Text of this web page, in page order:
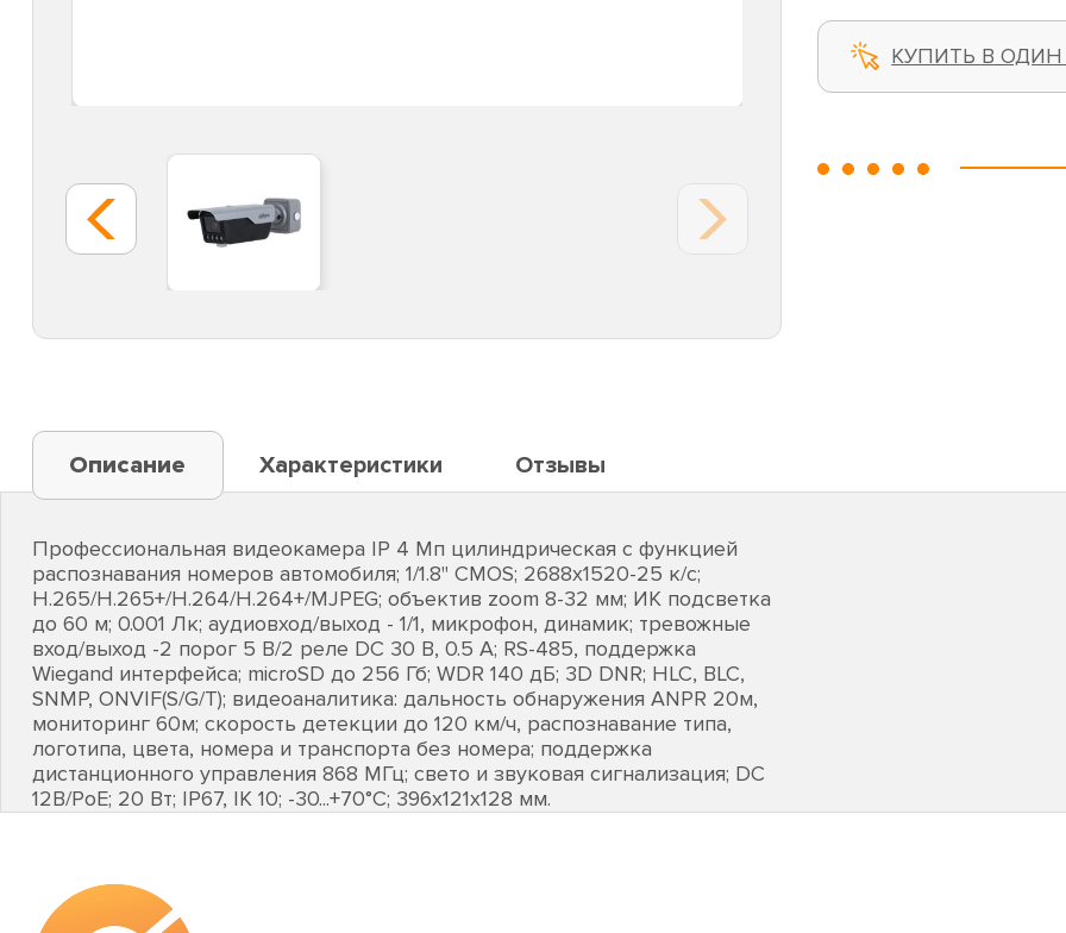
КУПИТЬ В
Описание Характеристики Отзывы
Профессиональная видеокамера IP 4 Мп цилиндрическая с функцией
распознавания номеров автомобиля; 1/1.8" CMOS; 2688х1520-25 к/с;
H.265/H.265+/H.264/H.264+/MJPEG; объектив zoom 8-32 мм; ИК подсветка
до 60 м; 0.001 Лк; аудиовход/выход - 1/1, микрофон, динамик; тревожные
вход/выход -2 порог 5 В/2 реле DC 30 В, 0.5 А; RS-485, поддержка
Wiegand интерфейса; microSD до 256 Гб; WDR 140 дБ; 3D DNR; HLC, BLC,
SNMP, ONVIF(S/G/T); видеоаналитика: дальность обнаружения ANPR 20м,
мониторинг 60м; скорость детекции до 120 км/ч, распознавание типа,
логотипа, цвета, номера и транспорта без номера; поддержка
дистанционного управления 868 МГц; свето и звуковая сигнализация; DC
12В/PoE; 20 Вт; IP67, IK 10; -30...+70°C; 396х121х128 мм.